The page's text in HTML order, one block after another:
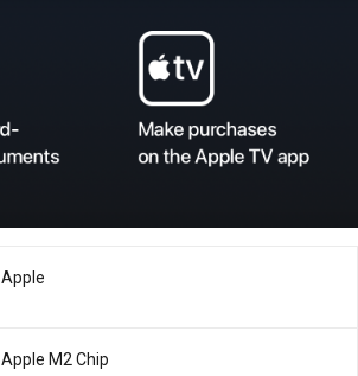
Apple
Apple M2 Chip